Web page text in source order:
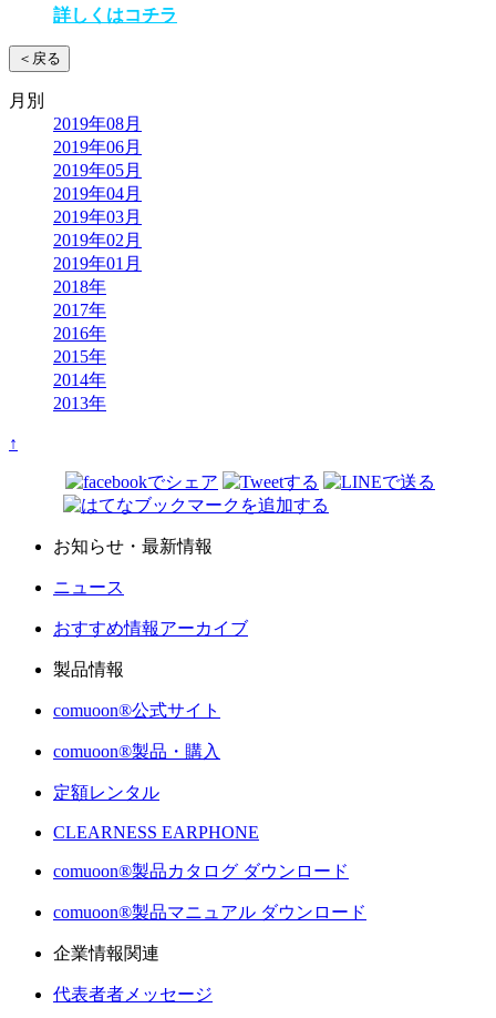
詳しくはコチラ
＜戻る
月別
2019年08月
2019年06月
2019年05月
2019年04月
2019年03月
2019年02月
2019年01月
2018年
2017年
2016年
2015年
2014年
2013年
↑
お知らせ・最新情報
ニュース
おすすめ情報アーカイブ
製品情報
comuoon®公式サイト
comuoon®製品・購入
定額レンタル
CLEARNESS EARPHONE
comuoon®製品カタログ ダウンロード
comuoon®製品マニュアル ダウンロード
企業情報関連
代表者者メッセージ